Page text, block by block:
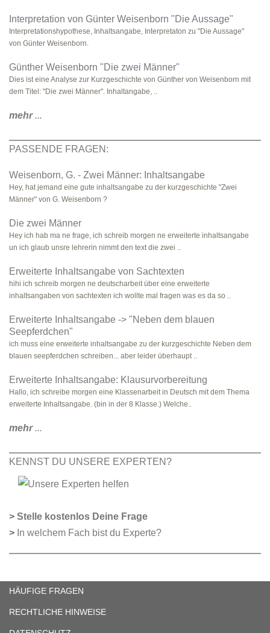
Interpretation von Günter Weisenborn "Die Aussage"
Interpretationshypothese, Inhaltsangabe, Interpretaton zu "Die Aussage"
von Günter Weisenborn.
Günther Weisenborn "Die zwei Männer"
Dies ist eine Analyse zur Kurzgeschichte von Günther von Weisenborn mit
dem Titel: "Die zwei Männer". Inhaltangabe, ..
mehr...
PASSENDE FRAGEN:
Weisenborn, G. - Zwei Männer: Inhaltsangabe
Hey, hat jemand eine gute inhaltsangabe zu der kurzgeschichte "Zwei
Männer" von G. Weisenborn ?
Die zwei Männer
Hey ich hab ma ne frage, ich schreib morgen ne erweiterte inhaltsangabe
un ich glaub unsre lehrerin nimmt den text die zwei ..
Erweiterte Inhaltsangabe von Sachtexten
hihi ich schreib morgen ne deutscharbeit über eine erweiterte
inhaltsangaben von sachtexten ich wollte mal fragen was es da so ..
Erweiterte Inhaltsangabe -> "Neben dem blauen
Seepferdchen"
ich muss eine erweiterte inhaltsangabe zu der kurzgeschichte Neben dem
blauen seepferdchen schreiben... aber leider überhaupt ..
Erweiterte Inhaltsangabe: Klausurvorbereitung
Hallo, ich schreibe morgen eine Klassenarbeit in Deutsch mit dem Thema
erweiterte Inhaltsangabe. (bin in der 8 Klasse.) Welche..
mehr...
KENNST DU UNSERE EXPERTEN?
> Stelle kostenlos Deine Frage
> In welchem Fach bist du Experte?
HÄUFIGE FRAGEN
RECHTLICHE HINWEISE